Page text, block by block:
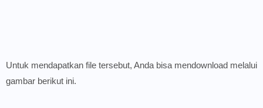
Untuk mendapatkan file tersebut, Anda bisa mendownload melalui
gambar berikut ini.